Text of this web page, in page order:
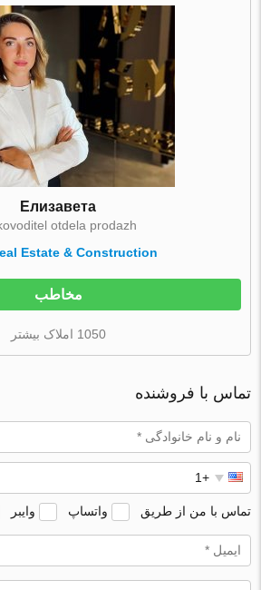
Елизавета
otdela prodazh
Estate & Construction
مخاطب
1050 املاک بیشتر
تماس با فروشنده
تماس با من از طریق واتساپ وایبر